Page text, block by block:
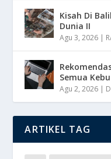
Kisah Di
Dunia II
Agu 3, 2026 |
Semua
Agu 2, 2026 |
ARTIKEL TAG